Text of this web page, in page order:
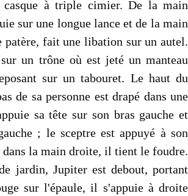
à triple cimier. De la main
sur une longue lance et de la main
patère, fait une libation sur un autel.
un trône où est jeté un manteau
sur un tabouret. Le haut du
de sa personne est drapé dans une
sa tête sur son bras gauche et
; le sceptre est appuyé à son
dans la main droite, il tient le foudre.
jardin, Jupiter est debout, portant
sur l'épaule, il s'appuie à droite